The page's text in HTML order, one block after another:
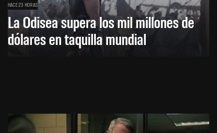
HACE 23 HORAS
La Odisea supera los mil millones de
dólares en taquilla mundial